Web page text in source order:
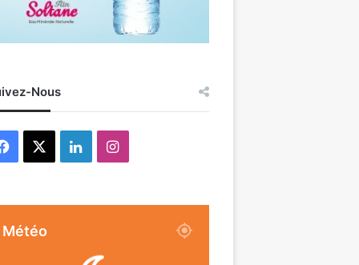
Nous
Facebook LinkedinInstagram
Météo